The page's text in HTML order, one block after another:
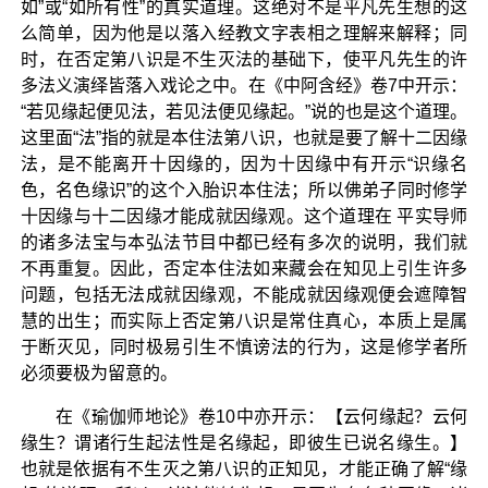
如”或“如所有性”的真实道理。这绝对不是平凡先生想的这
么简单，因为他是以落入经教文字表相之理解来解释；同
时，在否定第八识是不生灭法的基础下，使平凡先生的许
多法义演绎皆落入戏论之中。在《中阿含经》卷7中开示：
“若见缘起便见法，若见法便见缘起。”说的也是这个道理。
这里面“法”指的就是本住法第八识，也就是要了解十二因缘
法，是不能离开十因缘的，因为十因缘中有开示“识缘名
色，名色缘识”的这个入胎识本住法；所以佛弟子同时修学
十因缘与十二因缘才能成就因缘观。这个道理在 平实导师
的诸多法宝与本弘法节目中都已经有多次的说明，我们就
不再重复。因此，否定本住法如来藏会在知见上引生许多
问题，包括无法成就因缘观，不能成就因缘观便会遮障智
慧的出生；而实际上否定第八识是常住真心，本质上是属
于断灭见，同时极易引生不慎谤法的行为，这是修学者所
必须要极为留意的。
在《瑜伽师地论》卷10中亦开示：【云何缘起？云何
缘生？谓诸行生起法性是名缘起，即彼生已说名缘生。】
也就是依据有不生灭之第八识的正知见，才能正确了解“缘